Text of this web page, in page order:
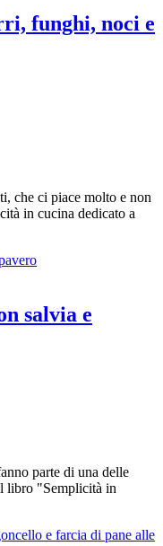
funghi, noci e
che ci piace molto e non
in cucina dedicato a
salvia e
parte di una delle
libro "Semplicità in